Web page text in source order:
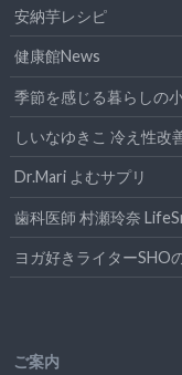
安納芋レシピ
健康館News
季節を感じる暮らしの
しいなゆきこ 冷え性改
Dr.Mari よむサプリ
歯科医師 村瀬玲奈
ヨガ好きライターSHO
ご案内